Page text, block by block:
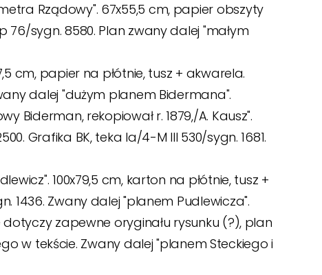
Rządowy". 67x55,5 cm, papier obszyty
76/sygn. 8580. Plan zwany dalej "małym
cm, papier na płótnie, tusz + akwarela.
dalej "dużym planem Bidermana".
Biderman, rekopiował r. 1879,/A. Kausz".
Grafika BK, teka Ia/4-M III 530/sygn. 1681.
100x79,5 cm, karton na płótnie, tusz +
1436. Zwany dalej "planem Pudlewicza".
dotyczy zapewne oryginału rysunku (?), plan
w tekście. Zwany dalej "planem Steckiego i